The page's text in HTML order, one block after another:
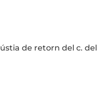
de retorn del c. del